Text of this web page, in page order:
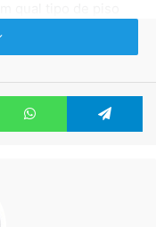
sobre outros
madeira,
WhatsApp